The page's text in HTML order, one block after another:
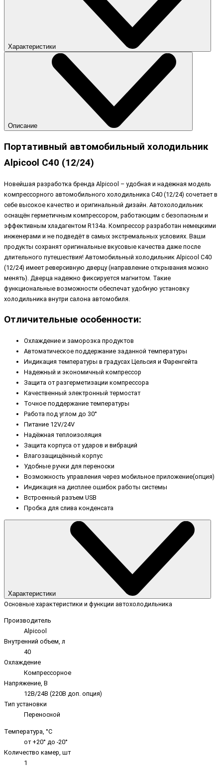
Характеристики
Описание
Портативный автомобильный холодильник
Alpicool C40 (12/24)
Новейшая разработка бренда Alpicool – удобная и надежная модель
компрессорного автомобильного холодильника C40 (12/24) сочетает в
себе высокое качество и оригинальный дизайн. Автохолодильник
оснащён герметичным компрессором, работающим с безопасным и
эффективным хладагентом R134a. Компрессор разработан немецкими
инженерами и не подведёт в самых экстремальных условиях. Ваши
продукты сохранят оригинальные вкусовые качества даже после
длительного путешествия! Автомобильный холодильник Alpicool C40
(12/24) имеет реверсивную дверцу (направление открывания можно
менять). Дверца надежно фиксируется магнитом. Такие
функциональные возможности обеспечат удобную установку
холодильника внутри салона автомобиля.
Отличительные особенности:
Охлаждение и заморозка продуктов
Автоматическое поддержание заданной температуры
Индикация температуры в градусах Цельсия и Фаренгейта
Надежный и экономичный компрессор
Защита от разгерметизации компрессора
Качественный электронный термостат
Точное поддержание температуры
Работа под углом до 30°
Питание 12V/24V
Надёжная теплоизоляция
Защита корпуса от ударов и вибраций
Влагозащищённый корпус
Удобные ручки для переноски
Возможность управления через мобильное приложение(опция)
Индикация на дисплее ошибок работы системы
Встроенный разъем USB
Пробка для слива конденсата
Характеристики
Основные характеристики и функции автохолодильника
Производитель
Alpicool
Внутренний объем, л
40
Охлаждение
Компрессорное
Напряжение, В
12В/24В (220В доп. опция)
Тип установки
Переносной
Температура, °C
от +20° до -20°
Количество камер, шт
1